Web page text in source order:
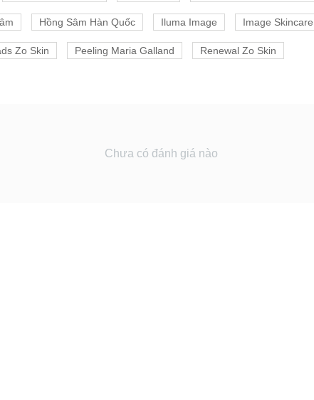
Hồng Sâm Hàn Quốc Iluma Image Image
Zo Skin Peeling Maria Galland Renewal Zo Skin
Chưa có đánh giá nào